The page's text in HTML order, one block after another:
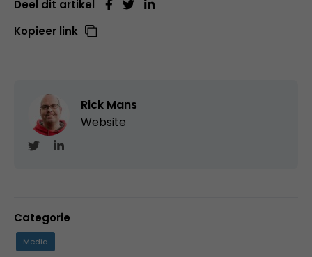
Deel dit artikel
Kopieer link
Rick Mans
Website
Categorie
Media